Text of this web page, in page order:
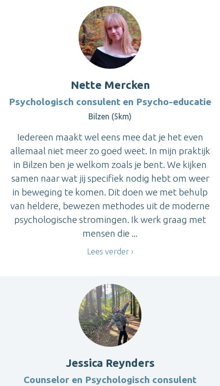
Nette Mercken
Psychologisch consulent en Psycho-educatie
Bilzen (5km)
Iedereen maakt wel eens mee dat je het even
allemaal niet meer zo goed weet. In mijn praktijk
in Bilzen ben je welkom zoals je bent. We kijken
samen naar wat jij specifiek nodig hebt om weer
in beweging te komen. Dit doen we met behulp
van heldere, bewezen methodes uit de moderne
psychologische stromingen. Ik werk graag met
mensen die ...
Lees verder
Jessica Reynders
Counselor en Psychologisch consulent